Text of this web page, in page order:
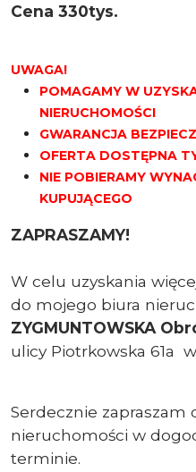
Cena 330tys.
UWAGA!
POMAGAMY W
NIERUCHOMOŚCI
GWARANCJA
OFERTA DOSTĘPNA
NIE POBIERAMY
KUPUJĄCEGO
ZAPRASZAMY!
W celu uzyskania
do mojego biura
ZYGMUNTOWSKA
ulicy Piotrkowska 61a
Serdecznie zapraszam
nieruchomości w
terminie.